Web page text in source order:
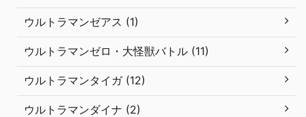
ウルトラマンゼアス (1)
ウルトラマンゼロ・大怪獣バトル (11)
ウルトラマンタイガ (12)
ウルトラマンダイナ (2)